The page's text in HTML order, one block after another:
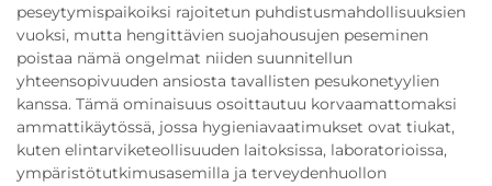
peseytymispaikoiksi rajoitetun puhdistusmahdollisuuksien
vuoksi, mutta hengittävien suojahousujen peseminen
poistaa nämä ongelmat niiden suunnitellun
yhteensopivuuden ansiosta tavallisten pesukonetyylien
kanssa. Tämä ominaisuus osoittautuu korvaamattomaksi
ammattikäytössä, jossa hygieniavaatimukset ovat tiukat,
kuten elintarviketeollisuuden laitoksissa, laboratorioissa,
ympäristötutkimusasemilla ja terveydenhuollon